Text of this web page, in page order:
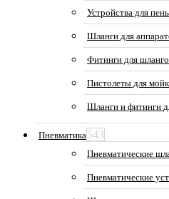
Устройства для
Шланги для
Фитинги для
Пистолеты для
Шланги и фитинги
Пневматика543
Пневматические
Пневматические